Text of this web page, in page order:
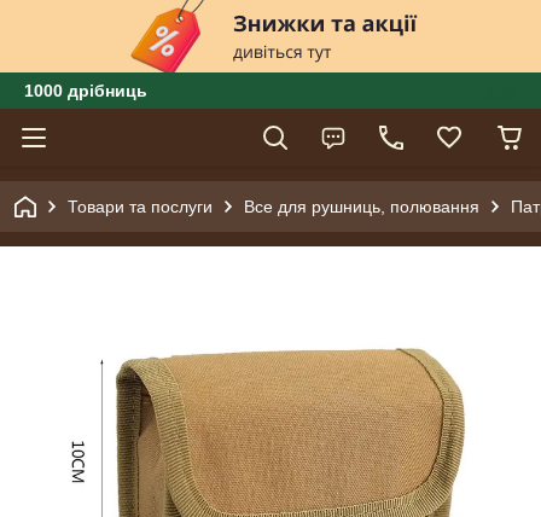
1000 дрібниць
Товари та послуги Все для рушниць, полювання